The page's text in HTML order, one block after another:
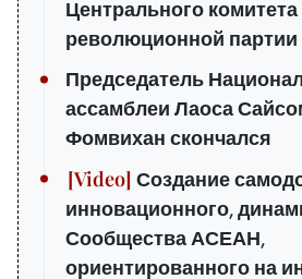
Центрального
революционной партии
Председатель
ассамблеи Лаоса
Фомвихан скончался
Создание
инновационного,
Сообщества АСЕАН,
ориентированного на